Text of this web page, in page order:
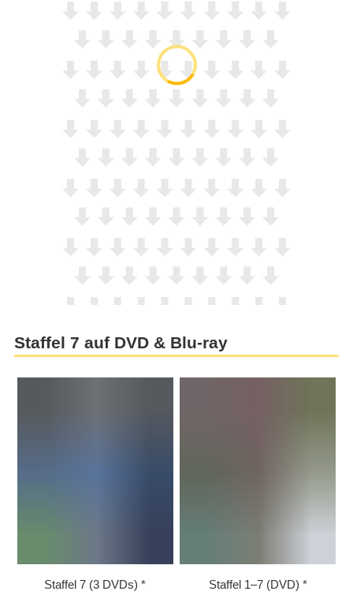
Staffel 7 auf DVD & Blu-ray
Staffel 7 (3 DVDs) Staffel 1⁠–⁠7 (DVD)